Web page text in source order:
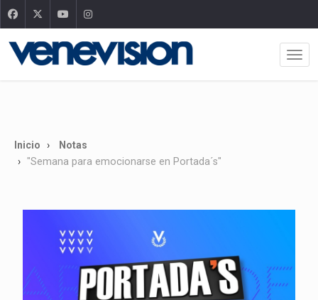
Inicio
Notas
"Semana para emocionarse en Portada´s"